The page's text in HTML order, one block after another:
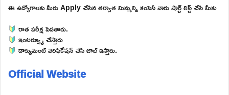
ఈ ఉద్యోగాలకు మీరు Apply చేసిన తర్వాత మిమ్మల్ని కంపెనీ వారు షార్ట్ లిస్ట్ చేసి మీకు
రాత పరీక్ష పెడతారు.
ఇంటర్వ్యూ చేస్తారు
డాక్యుమెంట్ వెరిఫికేషన్ చేసి జాబ్ ఇస్తారు.
Official Website